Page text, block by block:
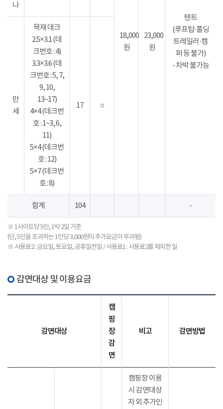
18,000
원
23,000
원
텐트
(루프탑·폴딩
트레일러·캠
퍼 등 불가)
- 차박 불가능
나
만
세
목재 데크
2.5×3.1 (데
크번호 : 4)
3.3×3.6 (데
크번호 : 5, 7,
9, 10,
13~17)
4×4 (데크번
호 : 1~3, 6,
11)
5×4 (데크번
호 : 12)
5×7 (데크번
호 : 8)
17 ○
합계 104 -
※ 1사이트당 5인, 1박 2일 기준
(단, 5인을 초과하는 1인당 3,000원의 추가요금이 부과됨)
※ 사용료2 : 금요일, 토요일, 공휴일전일 / 사용료1 : 사용료2를 제외한 일
감면대상 및 이용요금
감면대상
캠
핑
장
감
면
비고 감면방법
캠핑장 이용
시 감면대상
자 외 추가인